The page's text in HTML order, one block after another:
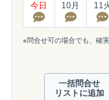
今日 10月 11
※問合せ可の場合でも、確
一括問合せ
リストに追加